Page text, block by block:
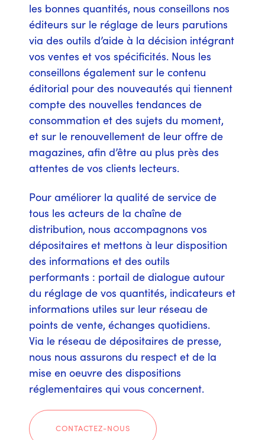
les bonnes quantités, nous conseillons nos
éditeurs sur le réglage de leurs parutions
via des outils d’aide à la décision intégrant
vos ventes et vos spécificités. Nous les
conseillons également sur le contenu
éditorial pour des nouveautés qui tiennent
compte des nouvelles tendances de
consommation et des sujets du moment,
et sur le renouvellement de leur offre de
magazines, afin d’être au plus près des
attentes de vos clients lecteurs.
Pour améliorer la qualité de service de
tous les acteurs de la chaîne de
distribution, nous accompagnons vos
dépositaires et mettons à leur disposition
des informations et des outils
performants : portail de dialogue autour
du réglage de vos quantités, indicateurs et
informations utiles sur leur réseau de
points de vente, échanges quotidiens.
Via le réseau de dépositaires de presse,
nous nous assurons du respect et de la
mise en oeuvre des dispositions
réglementaires qui vous concernent.
CONTACTEZ-NOUS